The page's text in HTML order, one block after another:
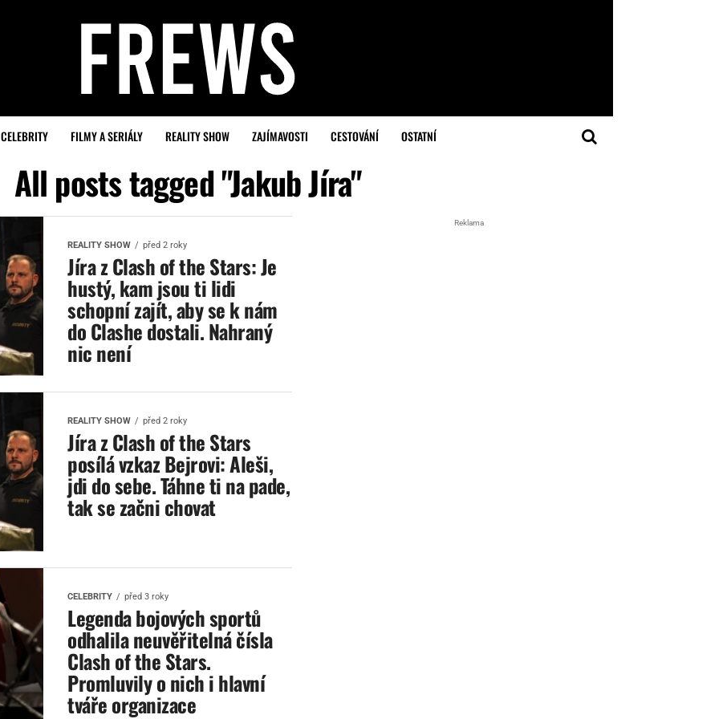
CELEBRITY FILMY A SERIÁLY REALITY SHOW ZAJÍMAVOSTI CESTOVÁNÍ OSTATNÍ
All posts tagged "Jakub Jíra"
REALITY SHOW před 2 roky
Jíra z Clash of the Stars: Je
hustý, kam jsou ti lidi
schopní zajít, aby se k nám
do Clashe dostali. Nahraný
nic není
REALITY SHOW před 2 roky
Jíra z Clash of the Stars
posílá vzkaz Bejrovi: Aleši,
jdi do sebe. Táhne ti na pade,
tak se začni chovat
CELEBRITY před 3 roky
Legenda bojových sportů
odhalila neuvěřitelná čísla
Clash of the Stars.
Promluvily o nich i hlavní
tváře organizace
Reklama